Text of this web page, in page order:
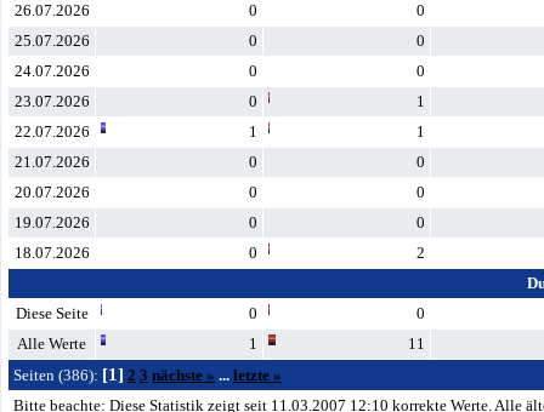
26.07.2026
0
0
25.07.2026
0
0
24.07.2026
0
0
23.07.2026
0
1
22.07.2026
1
1
21.07.2026
0
0
20.07.2026
0
0
19.07.2026
0
0
18.07.2026
0
2
Diese Seite
0
0
Alle Werte
1
11
Seiten (386): [1] 2 3 nächste » ... letzte »
Bitte beachte: Diese Statistik zeigt seit 11.03.2007 12:10 korrekte Werte. Alle